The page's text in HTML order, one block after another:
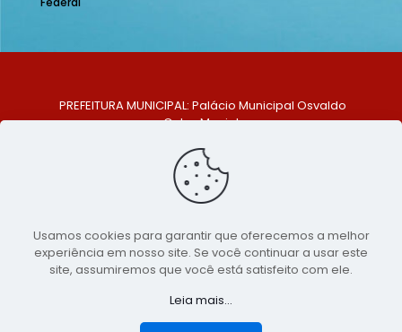
PREFEITURA MUNICIPAL: Palácio Municipal Osvaldo
Celso Maciel
Centro, São Bento do Una - PE. CEP: 553370-128
TELEFONE: (81) 99548-1569
E-MAIL: ouvidoria@saobentodouna.pe.gov.br
Copyright 2021-2026 - Assessoria de Comunicação da
Prefeitura de São Bento do Una - PE
publicidadeLumusWeb - Agência Digital
Usamos cookies para garantir que oferecemos a melhor
experiência em nosso site. Se você continuar a usar este
site, assumiremos que você está satisfeito com ele.
Leia mais...